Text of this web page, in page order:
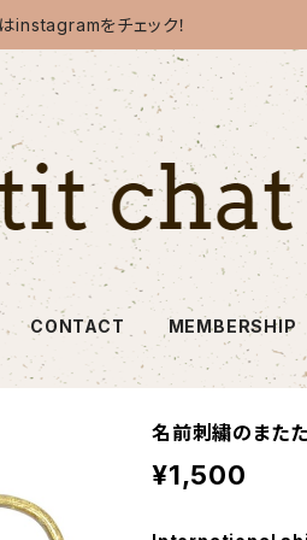
instagramをチェック！
CONTACT MEMBERSHIP
名前刺繍のまた
¥1,500